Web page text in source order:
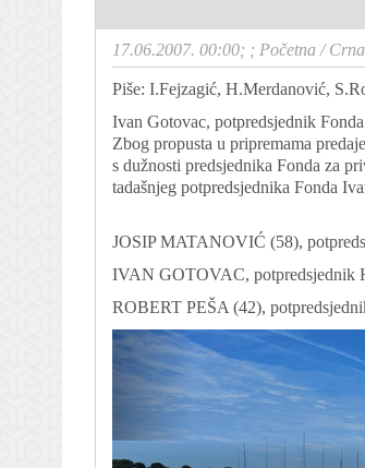
17.06.2007. 00:00; ; Početna /
Piše: I.Fejzagić, H.Merdanović,
Ivan Gotovac, potpredsjednik
Zbog propusta u pripremama
s dužnosti predsjednika Fonda za
tadašnjeg potpredsjednika Fonda
JOSIP MATANOVIĆ (58),
IVAN GOTOVAC, potpredsjednik
ROBERT PEŠA (42),